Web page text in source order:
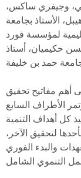
وجيفري ساكس،
الأستاذ بجامعة
لمؤسسة فورد
حكيميان، أستاذ
مفاتيح تحقيق
الأطراف السابع
كل أهداف التنمية
لتحقيق الآخر،
والبدء الفوري